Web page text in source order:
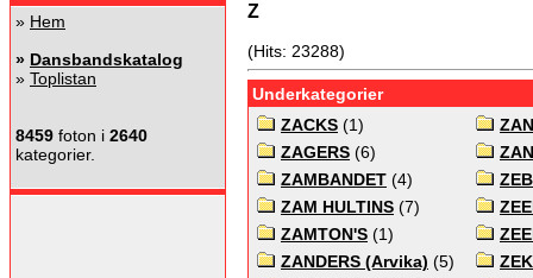
» Hem
» Dansbandskatalog
» Toplistan
8459 foton i 2640
kategorier.
Z
(Hits: 23288)
Underkategorier
ZACKS (1)
ZAGERS (6)
ZAMBANDET (4)
ZAM HULTINS (7)
ZAMTON'S (1)
ZANDERS (Arvika) (5)